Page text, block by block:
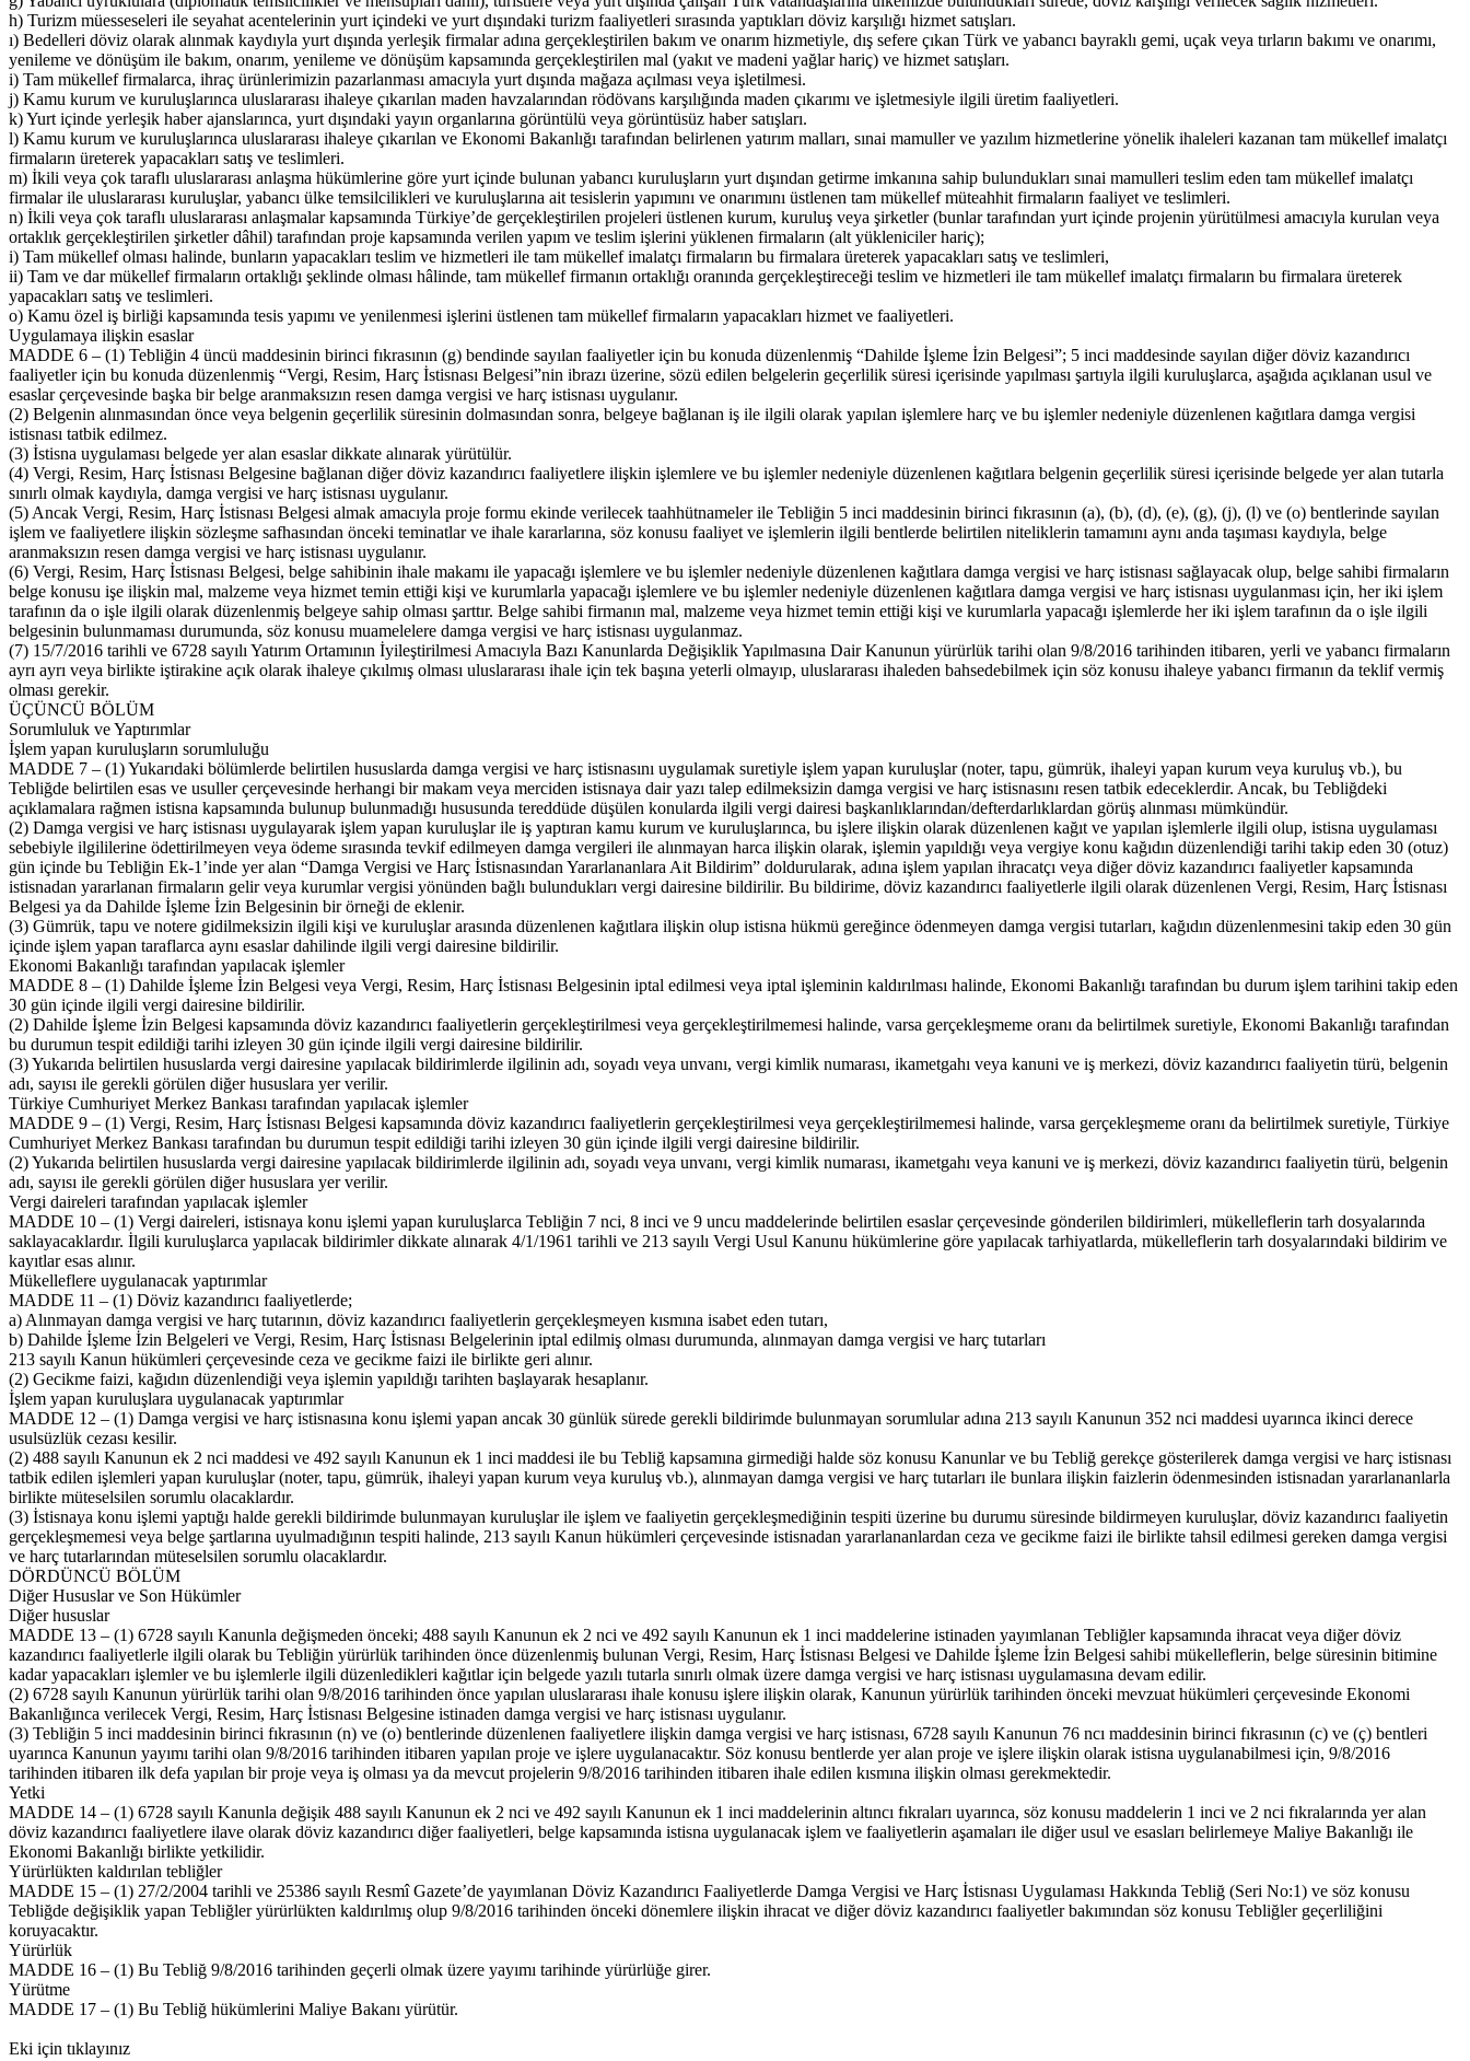
h) Turizm müesseseleri ile seyahat acentelerinin yurt içindeki ve yurt dışındaki turizm faaliyetleri sırasında yaptıkları döviz karşılığı hizmet satışları.
ı) Bedelleri döviz olarak alınmak kaydıyla yurt dışında yerleşik firmalar adına gerçekleştirilen bakım ve onarım hizmetiyle, dış sefere çıkan Türk ve yabancı bayraklı gemi, uçak veya tırların bakımı ve onarımı,
yenileme ve dönüşüm ile bakım, onarım, yenileme ve dönüşüm kapsamında gerçekleştirilen mal (yakıt ve madeni yağlar hariç) ve hizmet satışları.
i) Tam mükellef firmalarca, ihraç ürünlerimizin pazarlanması amacıyla yurt dışında mağaza açılması veya işletilmesi.
j) Kamu kurum ve kuruluşlarınca uluslararası ihaleye çıkarılan maden havzalarından rödövans karşılığında maden çıkarımı ve işletmesiyle ilgili üretim faaliyetleri.
k) Yurt içinde yerleşik haber ajanslarınca, yurt dışındaki yayın organlarına görüntülü veya görüntüsüz haber satışları.
l) Kamu kurum ve kuruluşlarınca uluslararası ihaleye çıkarılan ve Ekonomi Bakanlığı tarafından belirlenen yatırım malları, sınai mamuller ve yazılım hizmetlerine yönelik ihaleleri kazanan tam mükellef imalatçı
firmaların üreterek yapacakları satış ve teslimleri.
m) İkili veya çok taraflı uluslararası anlaşma hükümlerine göre yurt içinde bulunan yabancı kuruluşların yurt dışından getirme imkanına sahip bulundukları sınai mamulleri teslim eden tam mükellef imalatçı
firmalar ile uluslararası kuruluşlar, yabancı ülke temsilcilikleri ve kuruluşlarına ait tesislerin yapımını ve onarımını üstlenen tam mükellef müteahhit firmaların faaliyet ve teslimleri.
n) İkili veya çok taraflı uluslararası anlaşmalar kapsamında Türkiye’de gerçekleştirilen projeleri üstlenen kurum, kuruluş veya şirketler (bunlar tarafından yurt içinde projenin yürütülmesi amacıyla kurulan veya
ortaklık gerçekleştirilen şirketler dâhil) tarafından proje kapsamında verilen yapım ve teslim işlerini yüklenen firmaların (alt yükleniciler hariç);
i) Tam mükellef olması halinde, bunların yapacakları teslim ve hizmetleri ile tam mükellef imalatçı firmaların bu firmalara üreterek yapacakları satış ve teslimleri,
ii) Tam ve dar mükellef firmaların ortaklığı şeklinde olması hâlinde, tam mükellef firmanın ortaklığı oranında gerçekleştireceği teslim ve hizmetleri ile tam mükellef imalatçı firmaların bu firmalara üreterek
yapacakları satış ve teslimleri.
o) Kamu özel iş birliği kapsamında tesis yapımı ve yenilenmesi işlerini üstlenen tam mükellef firmaların yapacakları hizmet ve faaliyetleri.
Uygulamaya ilişkin esaslar
MADDE 6 – (1) Tebliğin 4 üncü maddesinin birinci fıkrasının (g) bendinde sayılan faaliyetler için bu konuda düzenlenmiş “Dahilde İşleme İzin Belgesi”; 5 inci maddesinde sayılan diğer döviz kazandırıcı
faaliyetler için bu konuda düzenlenmiş “Vergi, Resim, Harç İstisnası Belgesi”nin ibrazı üzerine, sözü edilen belgelerin geçerlilik süresi içerisinde yapılması şartıyla ilgili kuruluşlarca, aşağıda açıklanan usul ve
esaslar çerçevesinde başka bir belge aranmaksızın resen damga vergisi ve harç istisnası uygulanır.
(2) Belgenin alınmasından önce veya belgenin geçerlilik süresinin dolmasından sonra, belgeye bağlanan iş ile ilgili olarak yapılan işlemlere harç ve bu işlemler nedeniyle düzenlenen kağıtlara damga vergisi
istisnası tatbik edilmez.
(3) İstisna uygulaması belgede yer alan esaslar dikkate alınarak yürütülür.
(4) Vergi, Resim, Harç İstisnası Belgesine bağlanan diğer döviz kazandırıcı faaliyetlere ilişkin işlemlere ve bu işlemler nedeniyle düzenlenen kağıtlara belgenin geçerlilik süresi içerisinde belgede yer alan tutarla
sınırlı olmak kaydıyla, damga vergisi ve harç istisnası uygulanır.
(5) Ancak Vergi, Resim, Harç İstisnası Belgesi almak amacıyla proje formu ekinde verilecek taahhütnameler ile Tebliğin 5 inci maddesinin birinci fıkrasının (a), (b), (d), (e), (g), (j), (l) ve (o) bentlerinde sayılan
işlem ve faaliyetlere ilişkin sözleşme safhasından önceki teminatlar ve ihale kararlarına, söz konusu faaliyet ve işlemlerin ilgili bentlerde belirtilen niteliklerin tamamını aynı anda taşıması kaydıyla, belge
aranmaksızın resen damga vergisi ve harç istisnası uygulanır.
(6) Vergi, Resim, Harç İstisnası Belgesi, belge sahibinin ihale makamı ile yapacağı işlemlere ve bu işlemler nedeniyle düzenlenen kağıtlara damga vergisi ve harç istisnası sağlayacak olup, belge sahibi firmaların
belge konusu işe ilişkin mal, malzeme veya hizmet temin ettiği kişi ve kurumlarla yapacağı işlemlere ve bu işlemler nedeniyle düzenlenen kağıtlara damga vergisi ve harç istisnası uygulanması için, her iki işlem
tarafının da o işle ilgili olarak düzenlenmiş belgeye sahip olması şarttır. Belge sahibi firmanın mal, malzeme veya hizmet temin ettiği kişi ve kurumlarla yapacağı işlemlerde her iki işlem tarafının da o işle ilgili
belgesinin bulunmaması durumunda, söz konusu muamelelere damga vergisi ve harç istisnası uygulanmaz.
(7) 15/7/2016 tarihli ve 6728 sayılı Yatırım Ortamının İyileştirilmesi Amacıyla Bazı Kanunlarda Değişiklik Yapılmasına Dair Kanunun yürürlük tarihi olan 9/8/2016 tarihinden itibaren, yerli ve yabancı firmaların
ayrı ayrı veya birlikte iştirakine açık olarak ihaleye çıkılmış olması uluslararası ihale için tek başına yeterli olmayıp, uluslararası ihaleden bahsedebilmek için söz konusu ihaleye yabancı firmanın da teklif vermiş
olması gerekir.
ÜÇÜNCÜ BÖLÜM
Sorumluluk ve Yaptırımlar
İşlem yapan kuruluşların sorumluluğu
MADDE 7 – (1) Yukarıdaki bölümlerde belirtilen hususlarda damga vergisi ve harç istisnasını uygulamak suretiyle işlem yapan kuruluşlar (noter, tapu, gümrük, ihaleyi yapan kurum veya kuruluş vb.), bu
Tebliğde belirtilen esas ve usuller çerçevesinde herhangi bir makam veya merciden istisnaya dair yazı talep edilmeksizin damga vergisi ve harç istisnasını resen tatbik edeceklerdir. Ancak, bu Tebliğdeki
açıklamalara rağmen istisna kapsamında bulunup bulunmadığı hususunda tereddüde düşülen konularda ilgili vergi dairesi başkanlıklarından/defterdarlıklardan görüş alınması mümkündür.
(2) Damga vergisi ve harç istisnası uygulayarak işlem yapan kuruluşlar ile iş yaptıran kamu kurum ve kuruluşlarınca, bu işlere ilişkin olarak düzenlenen kağıt ve yapılan işlemlerle ilgili olup, istisna uygulaması
sebebiyle ilgililerine ödettirilmeyen veya ödeme sırasında tevkif edilmeyen damga vergileri ile alınmayan harca ilişkin olarak, işlemin yapıldığı veya vergiye konu kağıdın düzenlendiği tarihi takip eden 30 (otuz)
gün içinde bu Tebliğin Ek-1’inde yer alan “Damga Vergisi ve Harç İstisnasından Yararlananlara Ait Bildirim” doldurularak, adına işlem yapılan ihracatçı veya diğer döviz kazandırıcı faaliyetler kapsamında
istisnadan yararlanan firmaların gelir veya kurumlar vergisi yönünden bağlı bulundukları vergi dairesine bildirilir. Bu bildirime, döviz kazandırıcı faaliyetlerle ilgili olarak düzenlenen Vergi, Resim, Harç İstisnası
Belgesi ya da Dahilde İşleme İzin Belgesinin bir örneği de eklenir.
(3) Gümrük, tapu ve notere gidilmeksizin ilgili kişi ve kuruluşlar arasında düzenlenen kağıtlara ilişkin olup istisna hükmü gereğince ödenmeyen damga vergisi tutarları, kağıdın düzenlenmesini takip eden 30 gün
içinde işlem yapan taraflarca aynı esaslar dahilinde ilgili vergi dairesine bildirilir.
Ekonomi Bakanlığı tarafından yapılacak işlemler
MADDE 8 – (1) Dahilde İşleme İzin Belgesi veya Vergi, Resim, Harç İstisnası Belgesinin iptal edilmesi veya iptal işleminin kaldırılması halinde, Ekonomi Bakanlığı tarafından bu durum işlem tarihini takip eden
30 gün içinde ilgili vergi dairesine bildirilir.
(2) Dahilde İşleme İzin Belgesi kapsamında döviz kazandırıcı faaliyetlerin gerçekleştirilmesi veya gerçekleştirilmemesi halinde, varsa gerçekleşmeme oranı da belirtilmek suretiyle, Ekonomi Bakanlığı tarafından
bu durumun tespit edildiği tarihi izleyen 30 gün içinde ilgili vergi dairesine bildirilir.
(3) Yukarıda belirtilen hususlarda vergi dairesine yapılacak bildirimlerde ilgilinin adı, soyadı veya unvanı, vergi kimlik numarası, ikametgahı veya kanuni ve iş merkezi, döviz kazandırıcı faaliyetin türü, belgenin
adı, sayısı ile gerekli görülen diğer hususlara yer verilir.
Türkiye Cumhuriyet Merkez Bankası tarafından yapılacak işlemler
MADDE 9 – (1) Vergi, Resim, Harç İstisnası Belgesi kapsamında döviz kazandırıcı faaliyetlerin gerçekleştirilmesi veya gerçekleştirilmemesi halinde, varsa gerçekleşmeme oranı da belirtilmek suretiyle, Türkiye
Cumhuriyet Merkez Bankası tarafından bu durumun tespit edildiği tarihi izleyen 30 gün içinde ilgili vergi dairesine bildirilir.
(2) Yukarıda belirtilen hususlarda vergi dairesine yapılacak bildirimlerde ilgilinin adı, soyadı veya unvanı, vergi kimlik numarası, ikametgahı veya kanuni ve iş merkezi, döviz kazandırıcı faaliyetin türü, belgenin
adı, sayısı ile gerekli görülen diğer hususlara yer verilir.
Vergi daireleri tarafından yapılacak işlemler
MADDE 10 – (1) Vergi daireleri, istisnaya konu işlemi yapan kuruluşlarca Tebliğin 7 nci, 8 inci ve 9 uncu maddelerinde belirtilen esaslar çerçevesinde gönderilen bildirimleri, mükelleflerin tarh dosyalarında
saklayacaklardır. İlgili kuruluşlarca yapılacak bildirimler dikkate alınarak 4/1/1961 tarihli ve 213 sayılı Vergi Usul Kanunu hükümlerine göre yapılacak tarhiyatlarda, mükelleflerin tarh dosyalarındaki bildirim ve
kayıtlar esas alınır.
Mükelleflere uygulanacak yaptırımlar
MADDE 11 – (1) Döviz kazandırıcı faaliyetlerde;
a) Alınmayan damga vergisi ve harç tutarının, döviz kazandırıcı faaliyetlerin gerçekleşmeyen kısmına isabet eden tutarı,
b) Dahilde İşleme İzin Belgeleri ve Vergi, Resim, Harç İstisnası Belgelerinin iptal edilmiş olması durumunda, alınmayan damga vergisi ve harç tutarları
213 sayılı Kanun hükümleri çerçevesinde ceza ve gecikme faizi ile birlikte geri alınır.
(2) Gecikme faizi, kağıdın düzenlendiği veya işlemin yapıldığı tarihten başlayarak hesaplanır.
İşlem yapan kuruluşlara uygulanacak yaptırımlar
MADDE 12 – (1) Damga vergisi ve harç istisnasına konu işlemi yapan ancak 30 günlük sürede gerekli bildirimde bulunmayan sorumlular adına 213 sayılı Kanunun 352 nci maddesi uyarınca ikinci derece
usulsüzlük cezası kesilir.
(2) 488 sayılı Kanunun ek 2 nci maddesi ve 492 sayılı Kanunun ek 1 inci maddesi ile bu Tebliğ kapsamına girmediği halde söz konusu Kanunlar ve bu Tebliğ gerekçe gösterilerek damga vergisi ve harç istisnası
tatbik edilen işlemleri yapan kuruluşlar (noter, tapu, gümrük, ihaleyi yapan kurum veya kuruluş vb.), alınmayan damga vergisi ve harç tutarları ile bunlara ilişkin faizlerin ödenmesinden istisnadan yararlananlarla
birlikte müteselsilen sorumlu olacaklardır.
(3) İstisnaya konu işlemi yaptığı halde gerekli bildirimde bulunmayan kuruluşlar ile işlem ve faaliyetin gerçekleşmediğinin tespiti üzerine bu durumu süresinde bildirmeyen kuruluşlar, döviz kazandırıcı faaliyetin
gerçekleşmemesi veya belge şartlarına uyulmadığının tespiti halinde, 213 sayılı Kanun hükümleri çerçevesinde istisnadan yararlananlardan ceza ve gecikme faizi ile birlikte tahsil edilmesi gereken damga vergisi
ve harç tutarlarından müteselsilen sorumlu olacaklardır.
DÖRDÜNCÜ BÖLÜM
Diğer Hususlar ve Son Hükümler
Diğer hususlar
MADDE 13 – (1) 6728 sayılı Kanunla değişmeden önceki; 488 sayılı Kanunun ek 2 nci ve 492 sayılı Kanunun ek 1 inci maddelerine istinaden yayımlanan Tebliğler kapsamında ihracat veya diğer döviz
kazandırıcı faaliyetlerle ilgili olarak bu Tebliğin yürürlük tarihinden önce düzenlenmiş bulunan Vergi, Resim, Harç İstisnası Belgesi ve Dahilde İşleme İzin Belgesi sahibi mükelleflerin, belge süresinin bitimine
kadar yapacakları işlemler ve bu işlemlerle ilgili düzenledikleri kağıtlar için belgede yazılı tutarla sınırlı olmak üzere damga vergisi ve harç istisnası uygulamasına devam edilir.
(2) 6728 sayılı Kanunun yürürlük tarihi olan 9/8/2016 tarihinden önce yapılan uluslararası ihale konusu işlere ilişkin olarak, Kanunun yürürlük tarihinden önceki mevzuat hükümleri çerçevesinde Ekonomi
Bakanlığınca verilecek Vergi, Resim, Harç İstisnası Belgesine istinaden damga vergisi ve harç istisnası uygulanır.
(3) Tebliğin 5 inci maddesinin birinci fıkrasının (n) ve (o) bentlerinde düzenlenen faaliyetlere ilişkin damga vergisi ve harç istisnası, 6728 sayılı Kanunun 76 ncı maddesinin birinci fıkrasının (c) ve (ç) bentleri
uyarınca Kanunun yayımı tarihi olan 9/8/2016 tarihinden itibaren yapılan proje ve işlere uygulanacaktır. Söz konusu bentlerde yer alan proje ve işlere ilişkin olarak istisna uygulanabilmesi için, 9/8/2016
tarihinden itibaren ilk defa yapılan bir proje veya iş olması ya da mevcut projelerin 9/8/2016 tarihinden itibaren ihale edilen kısmına ilişkin olması gerekmektedir.
Yetki
MADDE 14 – (1) 6728 sayılı Kanunla değişik 488 sayılı Kanunun ek 2 nci ve 492 sayılı Kanunun ek 1 inci maddelerinin altıncı fıkraları uyarınca, söz konusu maddelerin 1 inci ve 2 nci fıkralarında yer alan
döviz kazandırıcı faaliyetlere ilave olarak döviz kazandırıcı diğer faaliyetleri, belge kapsamında istisna uygulanacak işlem ve faaliyetlerin aşamaları ile diğer usul ve esasları belirlemeye Maliye Bakanlığı ile
Ekonomi Bakanlığı birlikte yetkilidir.
Yürürlükten kaldırılan tebliğler
MADDE 15 – (1) 27/2/2004 tarihli ve 25386 sayılı Resmî Gazete’de yayımlanan Döviz Kazandırıcı Faaliyetlerde Damga Vergisi ve Harç İstisnası Uygulaması Hakkında Tebliğ (Seri No:1) ve söz konusu
Tebliğde değişiklik yapan Tebliğler yürürlükten kaldırılmış olup 9/8/2016 tarihinden önceki dönemlere ilişkin ihracat ve diğer döviz kazandırıcı faaliyetler bakımından söz konusu Tebliğler geçerliliğini
koruyacaktır.
Yürürlük
MADDE 16 – (1) Bu Tebliğ 9/8/2016 tarihinden geçerli olmak üzere yayımı tarihinde yürürlüğe girer.
Yürütme
MADDE 17 – (1) Bu Tebliğ hükümlerini Maliye Bakanı yürütür.
Eki için tıklayınız